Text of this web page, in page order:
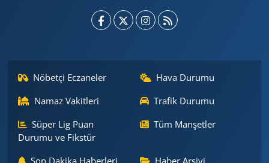
Nöbetçi Eczaneler
Hava Durumu
Namaz Vakitleri
Trafik Durumu
Süper Lig Puan
Durumu ve Fikstür
Tüm Manşetler